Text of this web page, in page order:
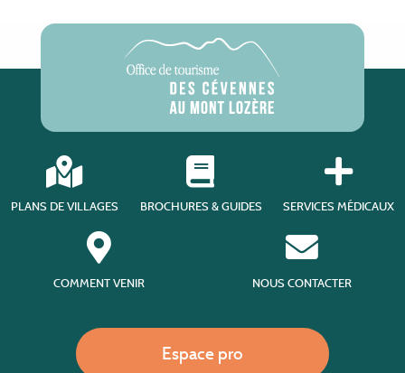
PLANS DE VILLAGES BROCHURES & GUIDES SERVICES MÉDICAUX
COMMENT VENIR NOUS CONTACTER
Espace pro